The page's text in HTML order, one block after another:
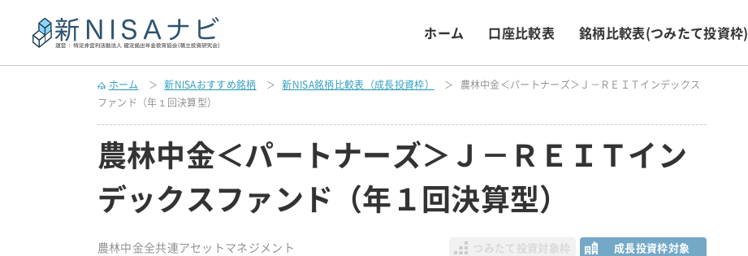
ホーム 口座比較表 銘柄比較表(つみたて投資枠)
ホーム 新NISAおすすめ銘柄 新NISA銘柄比較表（成長投資枠）
農林中金＜パートナーズ＞Ｊ－ＲＥＩＴインデックス
ファンド（年１回決算型）
農林中金＜パートナーズ＞Ｊ－ＲＥＩＴイン
デックスファンド（年１回決算型）
農林中金全共連アセットマネジメント
つみたて投資対象枠 成長投資枠対象